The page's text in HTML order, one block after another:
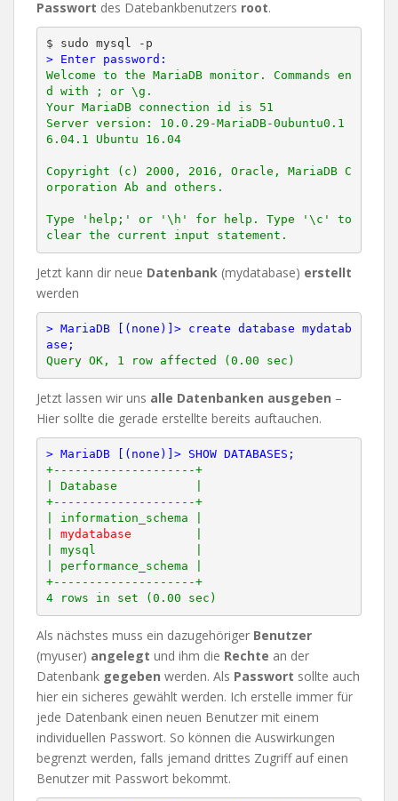
Passwort des Datebankbenutzers root.
> Enter password:
Welcome to the MariaDB monitor. Commands en
d with ; or \g.
Your MariaDB connection id is 51
Server version: 10.0.29-MariaDB-0ubuntu0.1
6.04.1 Ubuntu 16.04
Copyright (c) 2000, 2016, Oracle, MariaDB C
orporation Ab and others.
Type 'help;' or '\h' for help. Type '\c' to
Jetzt kann dir neue Datenbank (mydatabase) erstellt
werden
> MariaDB [(none)]> create database mydatab
ase;
Jetzt lassen wir uns alle Datenbanken ausgeben –
Hier sollte die gerade erstellte bereits auftauchen.
> MariaDB [(none)]> SHOW DATABASES;
+--------------------+
| Database           |
+--------------------+
| information_schema |
mydatabase
| mysql              |
| performance_schema |
+--------------------+
Als nächstes muss ein dazugehöriger Benutzer
(myuser) angelegt und ihm die Rechte an der
Datenbank gegeben werden. Als Passwort sollte auch
hier ein sicheres gewählt werden. Ich erstelle immer für
jede Datenbank einen neuen Benutzer mit einem
individuellen Passwort. So können die Auswirkungen
begrenzt werden, falls jemand drittes Zugriff auf einen
Benutzer mit Passwort bekommt.